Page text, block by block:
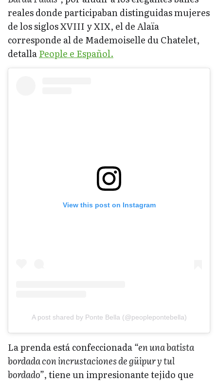
reales donde participaban distinguidas mujeres
de los siglos XVIII y XIX, el de Alaïa
corresponde al de Mademoiselle du Chatelet,
detallaPeople e Español.
View this post on Instagram
A post shared by Ponte Bella (@peoplepontebella)
La prenda está confeccionada“en una batista
bordada con incrustaciones de güipur y tul
bordado”, tiene un impresionante tejido que